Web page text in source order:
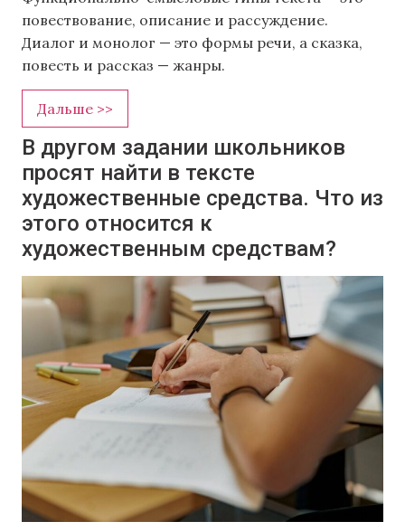
повествование, описание и рассуждение.
Диалог и монолог — это формы речи, а сказка,
повесть и рассказ — жанры.
Дальше >>
В другом задании школьников
просят найти в тексте
художественные средства. Что из
этого относится к
художественным средствам?